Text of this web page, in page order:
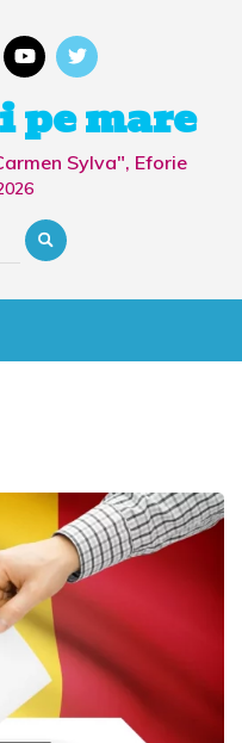
pe mare
Sylva", Eforie